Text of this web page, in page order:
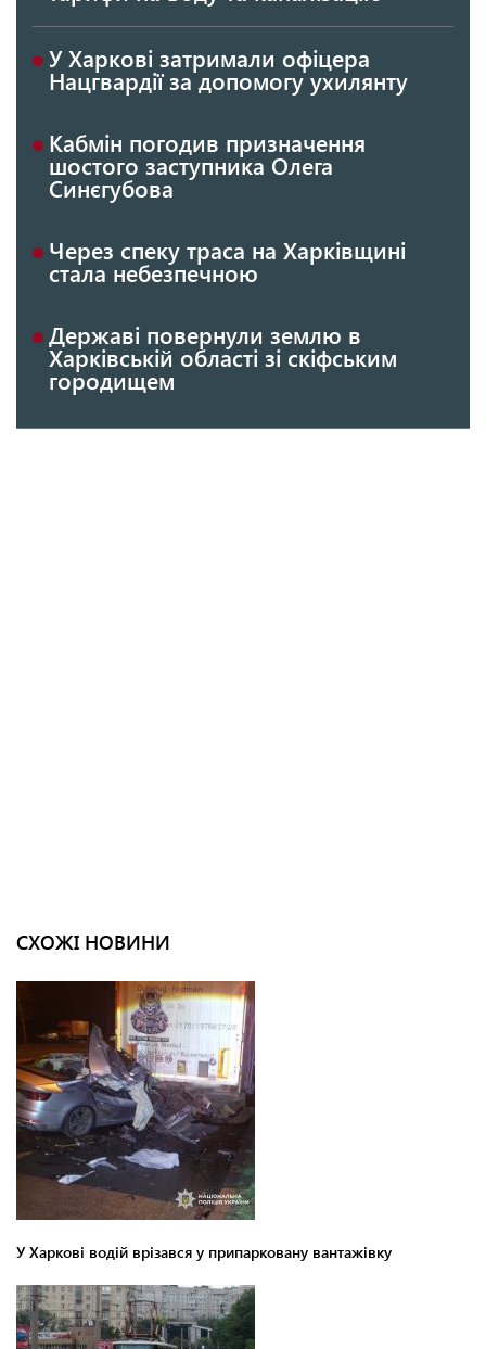
У Харкові затримали офіцера
Нацгвардії за допомогу ухилянту
Кабмін погодив призначення
шостого заступника Олега
Синєгубова
Через спеку траса на Харківщині
стала небезпечною
Державі повернули землю в
Харківській області зі скіфським
городищем
СХОЖІ НОВИНИ
У Харкові водій врізався у припарковану вантажівку